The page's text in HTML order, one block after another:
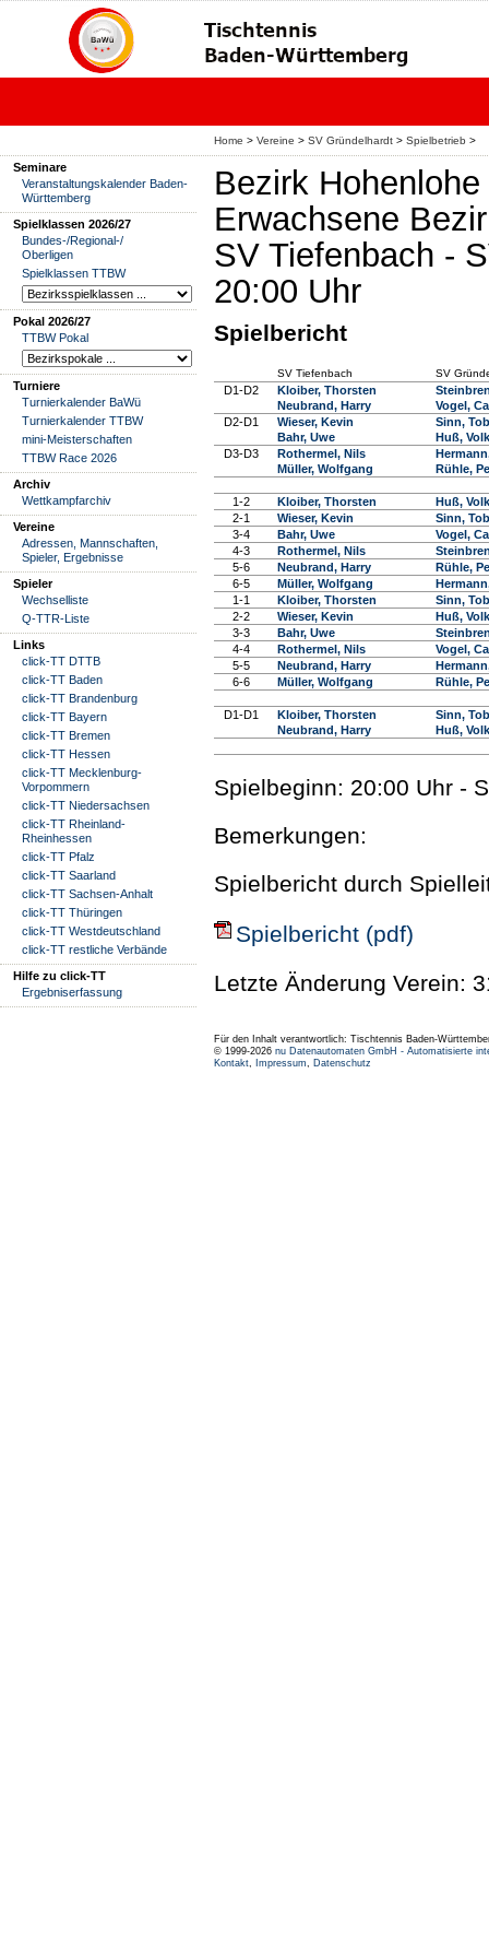
Home > Vereine > SV Gründelhardt > Spielbetrieb >
Seminare
Veranstaltungskalender Baden-
Württemberg
Spielklassen 2026/27
Bundes-/Regional-/
Oberligen
Spielklassen TTBW
Pokal 2026/27
TTBW Pokal
Turniere
Turnierkalender BaWü
Turnierkalender TTBW
mini-Meisterschaften
TTBW Race 2026
Archiv
Wettkampfarchiv
Vereine
Adressen, Mannschaften,
Spieler, Ergebnisse
Spieler
Wechselliste
Q-TTR-Liste
Links
click-TT DTTB
click-TT Baden
click-TT Brandenburg
click-TT Bayern
click-TT Bremen
click-TT Hessen
click-TT Mecklenburg-
Vorpommern
click-TT Niedersachsen
click-TT Rheinland-
Rheinhessen
click-TT Pfalz
click-TT Saarland
click-TT Sachsen-Anhalt
click-TT Thüringen
click-TT Westdeutschland
click-TT restliche Verbände
Hilfe zu click-TT
Ergebniserfassung
Bezirk
Erwachsene
SV Tiefenbach -
20:00 Uhr
Spielbericht
SV Tiefenbach SV
D1-D2
Kloiber, Thorsten
Neubrand, Harry
Vogel,
D2-D1
Wieser, Kevin
Bahr, Uwe
Sinn,
Huß,
D3-D3
Rothermel, Nils
Müller, Wolfgang
Rühle,
1-2 Kloiber, Thorsten
Huß,
2-1
Wieser, Kevin
Sinn,
3-4
Bahr, Uwe
Vogel,
4-3
Rothermel, Nils
5-6
Neubrand, Harry
Rühle,
6-5
Müller, Wolfgang
1-1
Kloiber, Thorsten
Sinn,
2-2
Wieser, Kevin
Huß,
3-3
Bahr, Uwe
4-4
Rothermel, Nils
Vogel,
5-5
Neubrand, Harry
6-6
Müller, Wolfgang Rühle,
D1-D1
Kloiber, Thorsten
Neubrand, Harry
Sinn,
Huß,
Spielbeginn: 20:00 Uhr -
Bemerkungen:
Spielbericht durch
Spielbericht (pdf)
Letzte Änderung Verein:
Für den Inhalt verantwortlich: Tischtennis Baden-
© 1999-2026 nu Datenautomaten GmbH - Automatisierte
Kontakt, Impressum, Datenschutz